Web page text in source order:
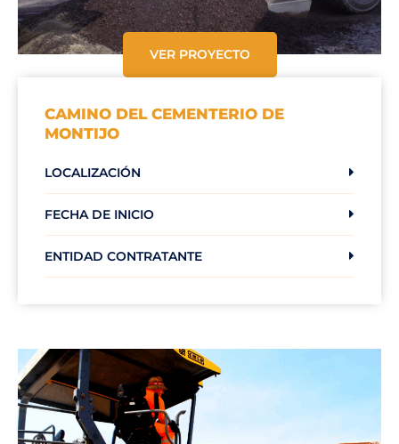
VER PROYECTO
CAMINO DEL CEMENTERIO DE
MONTIJO
LOCALIZACIÓN
FECHA DE INICIO
ENTIDAD CONTRATANTE